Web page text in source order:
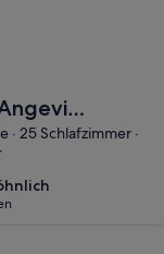
reinen,
· 25 Schlafzimmer ·